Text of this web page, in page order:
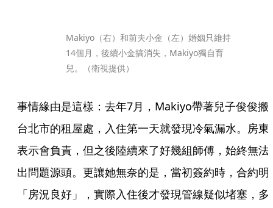
Makiyo（右）和前夫小金（左）婚姻只維持
14個月，後續小金搞消失，Makiyo獨自育
兒。（衛視提供）
事情緣由是這樣：去年7月，Makiyo帶著兒子俊俊搬
台北市的租屋處，入住第一天就發現冷氣漏水。房東
表示會負責，但之後陸續來了好幾組師傅，始終無法
出問題源頭。更讓她無奈的是，當初簽約時，合約明
「房況良好」，實際入住後才發現管線疑似堵塞，多